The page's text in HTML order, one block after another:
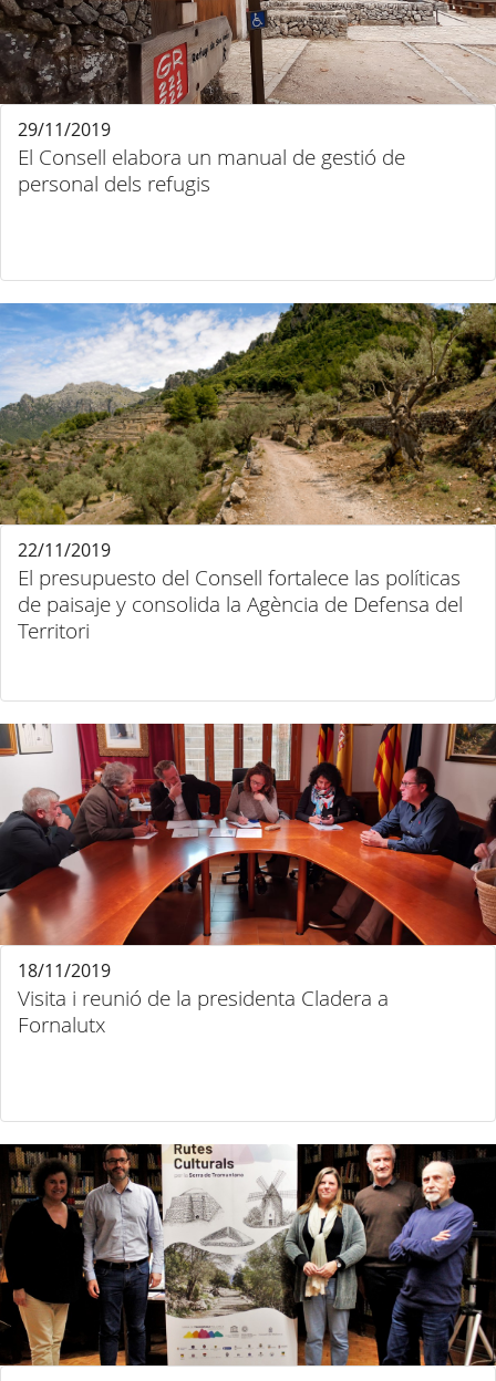
El Consell elabora un manual de gestió de
personal dels refugis
29/11/2019
El presupuesto del Consell fortalece las políticas
de paisaje y consolida la Agència de Defensa del
Territori
22/11/2019
Visita i reunió de la presidenta Cladera a
Fornalutx
18/11/2019